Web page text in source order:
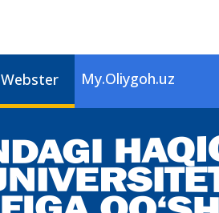
Webster My.Oliygoh.uz